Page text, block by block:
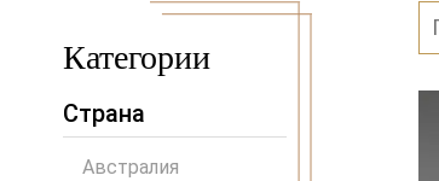
Категории
Страна
Австралия